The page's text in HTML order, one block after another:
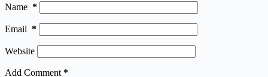
Name *
Email *
Website
Add Comment *